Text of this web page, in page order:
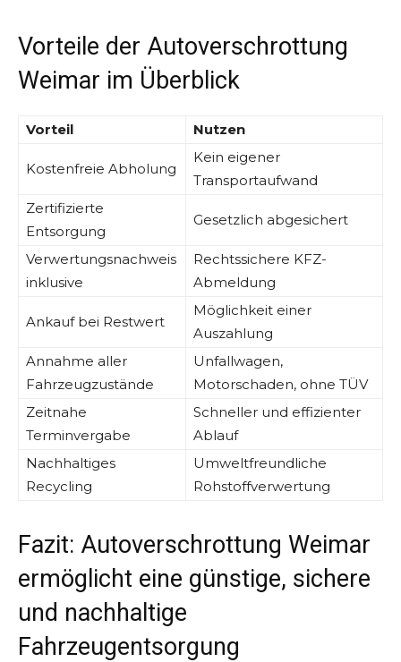
Vorteile der Autoverschrottung
Weimar im Überblick
Vorteil Nutzen
Kostenfreie Abholung
Kein eigener
Transportaufwand
Zertifizierte
Entsorgung
Gesetzlich abgesichert
Verwertungsnachweis
inklusive
Rechtssichere KFZ-
Abmeldung
Ankauf bei Restwert
Möglichkeit einer
Auszahlung
Annahme aller
Fahrzeugzustände
Unfallwagen,
Motorschaden, ohne TÜV
Zeitnahe
Terminvergabe
Schneller und effizienter
Ablauf
Nachhaltiges
Recycling
Umweltfreundliche
Rohstoffverwertung
Fazit: Autoverschrottung Weimar
ermöglicht eine günstige, sichere
und nachhaltige
Fahrzeugentsorgung